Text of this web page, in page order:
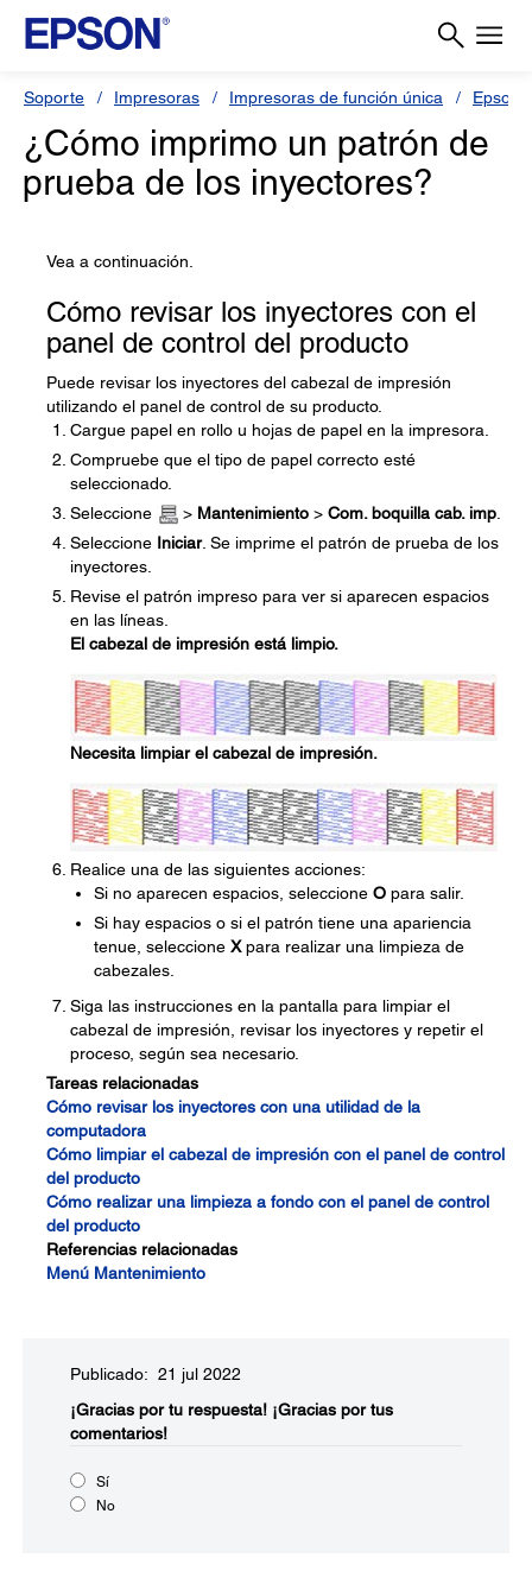
Soporte Impresoras Impresoras de función única Epson
¿Cómo imprimo un patrón de
prueba de los inyectores?
Vea a continuación.
Cómo revisar los inyectores con el
panel de control del producto
Puede revisar los inyectores del cabezal de impresión
utilizando el panel de control de su producto.
Cargue papel en rollo u hojas de papel en la impresora.
Compruebe que el tipo de papel correcto esté
seleccionado.
Seleccione
> Mantenimiento > Com. boquilla cab. imp
Seleccione Iniciar. Se imprime el patrón de prueba de los
inyectores.
Revise el patrón impreso para ver si aparecen espacios
en las líneas.
El cabezal de impresión está limpio.
Necesita limpiar el cabezal de impresión.
Realice una de las siguientes acciones:
Si no aparecen espacios, seleccione O para salir.
Si hay espacios o si el patrón tiene una apariencia
tenue, seleccione Xpara realizar una limpieza de
cabezales.
Siga las instrucciones en la pantalla para limpiar el
cabezal de impresión, revisar los inyectores y repetir el
proceso, según sea necesario.
Tareas relacionadas
Cómo revisar los inyectores con una utilidad de la
computadora
Cómo limpiar el cabezal de impresión con el panel de control
del producto
Cómo realizar una limpieza a fondo con el panel de control
del producto
Referencias relacionadas
Menú Mantenimiento
Publicado: 21 jul 2022
¡Gracias por tu respuesta! ¡Gracias por tus
comentarios!
Sí
No